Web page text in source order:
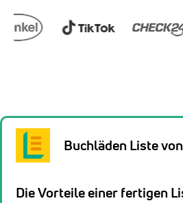
Buchläden Liste
Die Vorteile einer fertigen